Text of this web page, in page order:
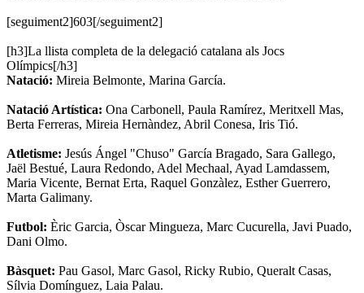
[seguiment2]603[/seguiment2]
[h3]La llista completa de la delegació catalana als Jocs
Olímpics[/h3]
Natació: Mireia Belmonte, Marina García.
Natació Artística: Ona Carbonell, Paula Ramírez, Meritxell Mas,
Berta Ferreras, Mireia Hernàndez, Abril Conesa, Iris Tió.
Atletisme: Jesús Ángel "Chuso" García Bragado, Sara Gallego,
Jaël Bestué, Laura Redondo, Adel Mechaal, Ayad Lamdassem,
Maria Vicente, Bernat Erta, Raquel Gonzàlez, Esther Guerrero,
Marta Galimany.
Futbol: Èric Garcia, Òscar Mingueza, Marc Cucurella, Javi Puado,
Dani Olmo.
Bàsquet: Pau Gasol, Marc Gasol, Ricky Rubio, Queralt Casas,
Sílvia Domínguez, Laia Palau.